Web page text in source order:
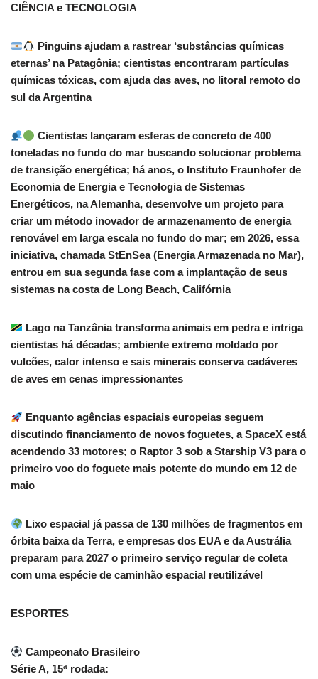
CIÊNCIA e TECNOLOGIA
Pinguins ajudam a rastrear ‘substâncias químicas
eternas’ na Patagônia; cientistas encontraram partículas
químicas tóxicas, com ajuda das aves, no litoral remoto do
sul da Argentina
Cientistas lançaram esferas de concreto de 400
toneladas no fundo do mar buscando solucionar problema
de transição energética; há anos, o Instituto Fraunhofer de
Economia de Energia e Tecnologia de Sistemas
Energéticos, na Alemanha, desenvolve um projeto para
criar um método inovador de armazenamento de energia
renovável em larga escala no fundo do mar; em 2026, essa
iniciativa, chamada StEnSea (Energia Armazenada no Mar),
entrou em sua segunda fase com a implantação de seus
sistemas na costa de Long Beach, Califórnia
Lago na Tanzânia transforma animais em pedra e intriga
cientistas há décadas; ambiente extremo moldado por
vulcões, calor intenso e sais minerais conserva cadáveres
de aves em cenas impressionantes
Enquanto agências espaciais europeias seguem
discutindo financiamento de novos foguetes, a SpaceX está
acendendo 33 motores; o Raptor 3 sob a Starship V3 para o
primeiro voo do foguete mais potente do mundo em 12 de
maio
Lixo espacial já passa de 130 milhões de fragmentos em
órbita baixa da Terra, e empresas dos EUA e da Austrália
preparam para 2027 o primeiro serviço regular de coleta
com uma espécie de caminhão espacial reutilizável
ESPORTES
Campeonato Brasileiro
Série A, 15ª rodada: